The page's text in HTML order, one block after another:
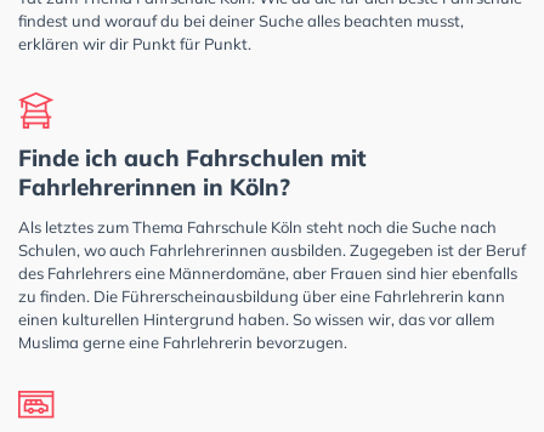
findest und worauf du bei deiner Suche alles beachten musst,
erklären wir dir Punkt für Punkt.
Finde ich auch Fahrschulen mit
Fahrlehrerinnen in Köln?
Als letztes zum Thema Fahrschule Köln steht noch die Suche nach
Schulen, wo auch Fahrlehrerinnen ausbilden. Zugegeben ist der Beruf
des Fahrlehrers eine Männerdomäne, aber Frauen sind hier ebenfalls
zu finden. Die Führerscheinausbildung über eine Fahrlehrerin kann
einen kulturellen Hintergrund haben. So wissen wir, das vor allem
Muslima gerne eine Fahrlehrerin bevorzugen.